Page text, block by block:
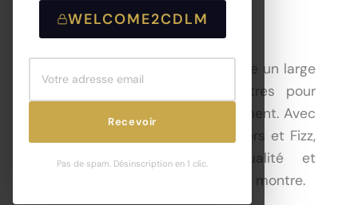
WELCOME2CDLM
Recevoir
Pas de spam. Désinscription en 1 clic.
Bracelet De Montre
Club de la Montre vous propose un large
choix de bracelets de montres pour
adapter votre style à tout moment. Avec
des marques comme LIP, Klokers et Fizz,
distinguez-vous par la qualité et
l'originalité de votre bracelet de montre.